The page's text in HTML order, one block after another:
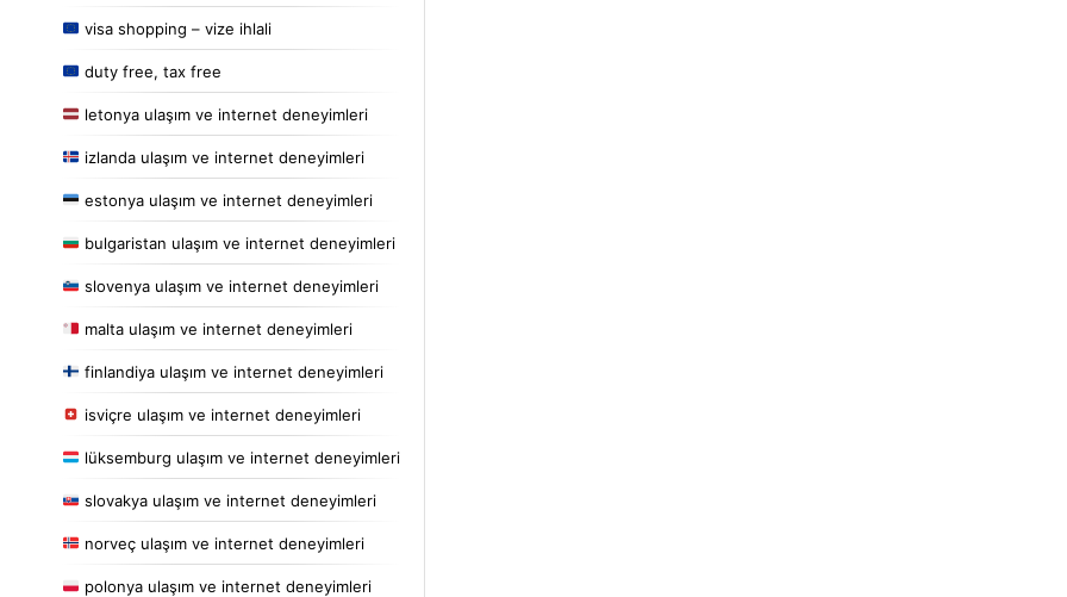
visa shopping – vize ihlali
duty free, tax free
letonya ulaşım ve internet deneyimleri
izlanda ulaşım ve internet deneyimleri
estonya ulaşım ve internet deneyimleri
bulgaristan ulaşım ve internet deneyimleri
slovenya ulaşım ve internet deneyimleri
malta ulaşım ve internet deneyimleri
finlandiya ulaşım ve internet deneyimleri
isviçre ulaşım ve internet deneyimleri
lüksemburg ulaşım ve internet deneyimleri
slovakya ulaşım ve internet deneyimleri
norveç ulaşım ve internet deneyimleri
polonya ulaşım ve internet deneyimleri